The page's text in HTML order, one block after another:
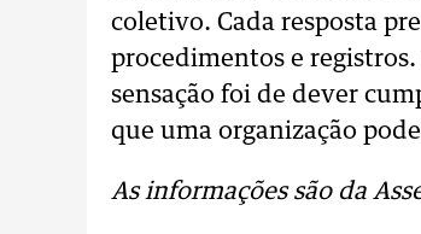
coletivo. Cada resposta
procedimentos e
sensação foi de dever
que uma organização
As informações são da